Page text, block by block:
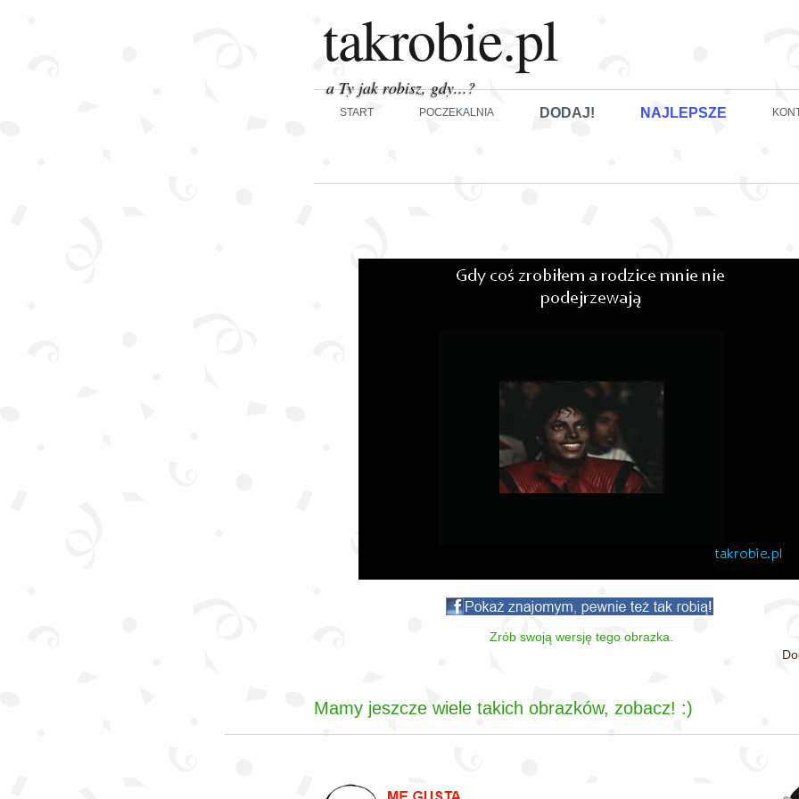
takrobie.pl
a Ty jak robisz, gdy...?
START POCZEKALNIA DODAJ! NAJLEPSZE
Zrób swoją wersję tego obrazka.
Mamy jeszcze wiele takich obrazków, zobacz! :)